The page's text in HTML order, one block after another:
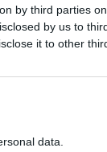
by third parties
by us to
it to other
data.